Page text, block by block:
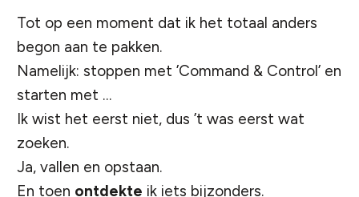
Tot op een moment dat ik het totaal anders
begon aan te pakken.
Namelijk: stoppen met ’Command & Control’ en
starten met …
Ik wist het eerst niet, dus ’t was eerst wat
zoeken.
Ja, vallen en opstaan.
En toen ontdekte ik iets bijzonders.